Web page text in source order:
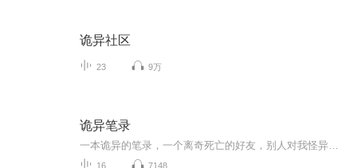
诡异社区
23 9万
诡异笔录
16 7148